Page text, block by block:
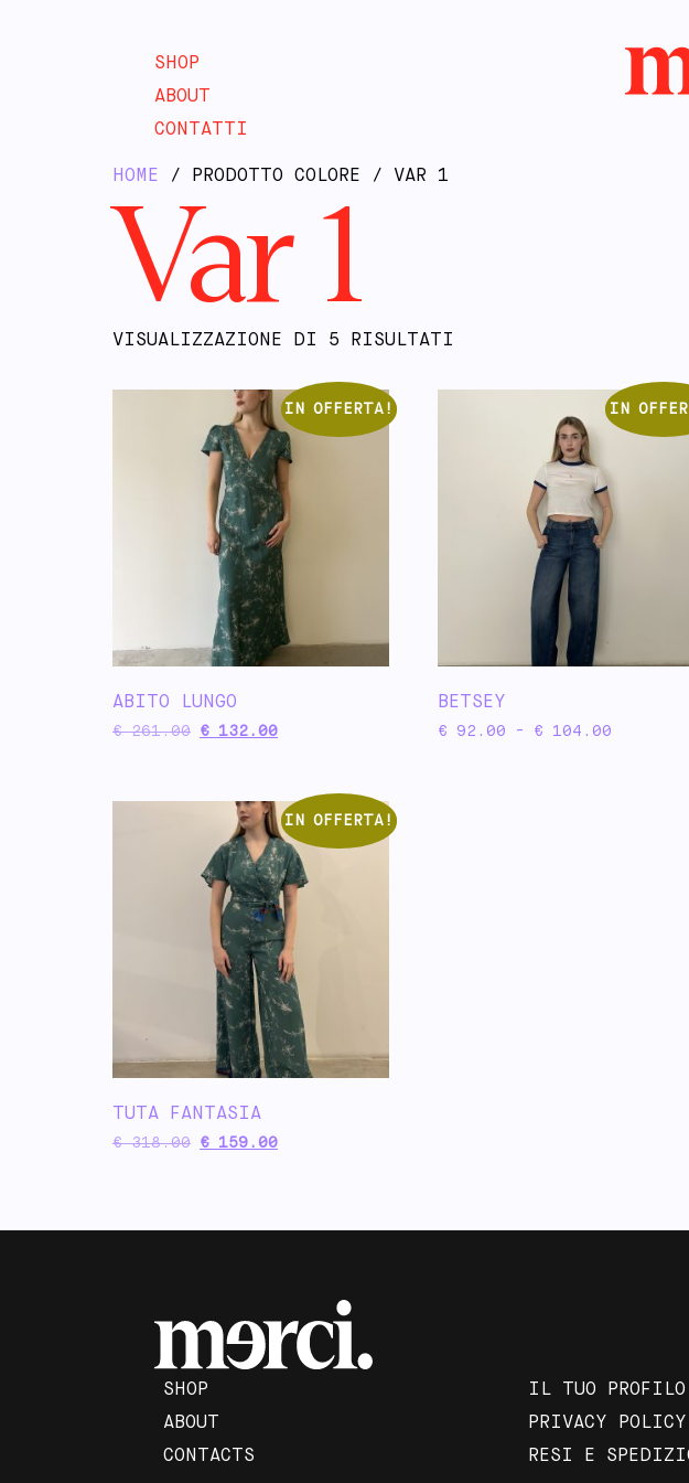
SHOP
ABOUT
CONTATTI
HOME / PRODOTTO COLORE / VAR 1
Var 1
VISUALIZZAZIONE DI 5 RISULTATI
IN OFFERTA!
ABITO LUNGO
€261.00 € 132.00
IN
BETSEY
€ 92.00 - € 104.00
IN OFFERTA!
TUTA FANTASIA
€318.00 € 159.00
SHOP
ABOUT
CONTACTS
IL TUO PROFILO
PRIVACY POLICY
RESI E